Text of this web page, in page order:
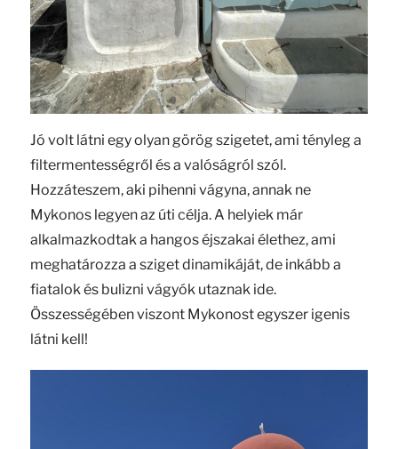
Jó volt látni egy olyan görög szigetet, ami tényleg a
filtermentességről és a valóságról szól.
Hozzáteszem, aki pihenni vágyna, annak ne
Mykonos legyen az úti célja. A helyiek már
alkalmazkodtak a hangos éjszakai élethez, ami
meghatározza a sziget dinamikáját, de inkább a
fiatalok és bulizni vágyók utaznak ide.
Összességében viszont Mykonost egyszer igenis
látni kell!